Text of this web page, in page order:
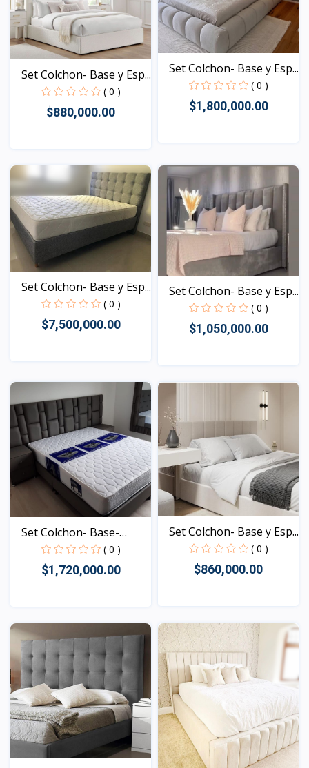
Set Colchon- Base y Esp...
( 0 )
$880,000.00
Vista
Set Colchon- Base y Esp...
( 0 )
$1,800,000.00
Set Colchon- Base y Esp...
( 0 )
$7,500,000.00
Set Colchon- Base y Esp...
( 0 )
$1,050,000.00
Vista
Set Colchon- Base-
Espa...
( 0 )
$1,720,000.00
Vista
Set Colchon- Base y Esp...
( 0 )
$860,000.00
Vista